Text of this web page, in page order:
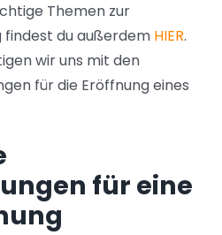
Themen zur
findest du außerdem HIER.
wir uns mit den
für die Eröffnung eines
für eine